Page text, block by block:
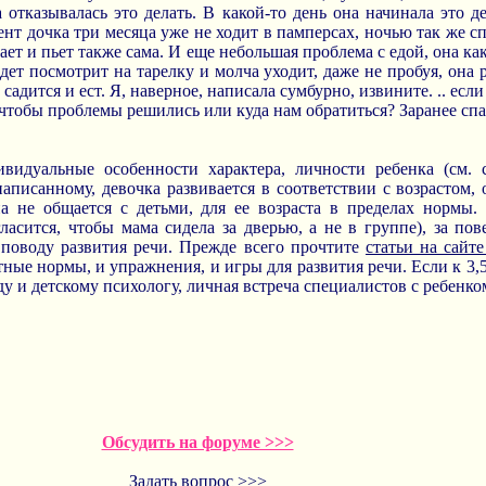
это делать. В какой-то день она начинала это
дочка три месяца уже не ходит в памперсах, ночью так же
и пьет также сама. И еще небольшая проблема с едой, она
посмотрит на тарелку и молча уходит, даже не пробуя, она
и ест. Я, наверное, написала сумбурно, извините. ..
проблемы решились или куда нам обратиться? Заранее
особенности характера, личности ребенка
девочка развивается в соответствии с возрастом,
общается с детьми, для ее возраста в пределах нормы.
чтобы мама сидела за дверью, а не в группе), за
развития речи. Прежде всего прочтите статьи на
нормы, и упражнения, и игры для развития речи. Если к
и детскому психологу, личная встреча специалистов с
Обсудить на форуме >>>
Задать вопрос >>>